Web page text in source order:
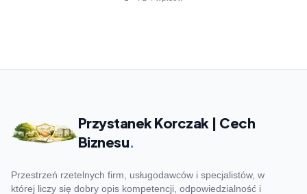
Przystanek Korczak | Cech
Biznesu.
Przestrzeń rzetelnych firm, usługodawców i specjalistów, w
której liczy się dobry opis kompetencji, odpowiedzialność i